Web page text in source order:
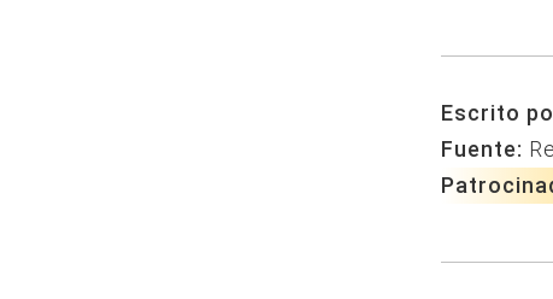
Escrito
Fuente: